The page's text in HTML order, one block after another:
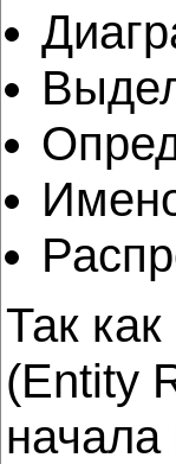
Так как
(Entity
начала